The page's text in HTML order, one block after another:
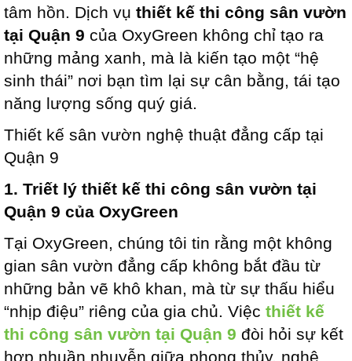
tâm hồn. Dịch vụ thiết kế thi công sân vườn
tại Quận 9 của OxyGreen không chỉ tạo ra
những mảng xanh, mà là kiến tạo một “hệ
sinh thái” nơi bạn tìm lại sự cân bằng, tái tạo
năng lượng sống quý giá.
Thiết kế sân vườn nghệ thuật đẳng cấp tại
Quận 9
1. Triết lý thiết kế thi công sân vườn tại
Quận 9 của OxyGreen
Tại OxyGreen, chúng tôi tin rằng một không
gian sân vườn đẳng cấp không bắt đầu từ
những bản vẽ khô khan, mà từ sự thấu hiểu
“nhịp điệu” riêng của gia chủ. Việc thiết kế
thi công sân vườn tại Quận 9 đòi hỏi sự kết